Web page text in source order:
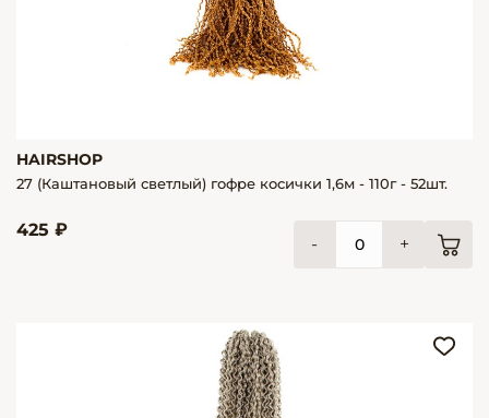
HAIRSHOP
27 (Каштановый светлый) гофре косички 1,6м - 110г - 52шт.
425 ₽
- +